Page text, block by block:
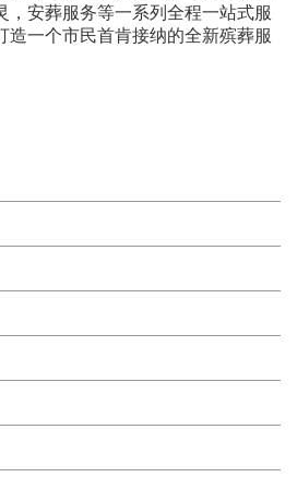
，安葬服务等一系列全程一站式服
造一个市民首肯接纳的全新殡葬服